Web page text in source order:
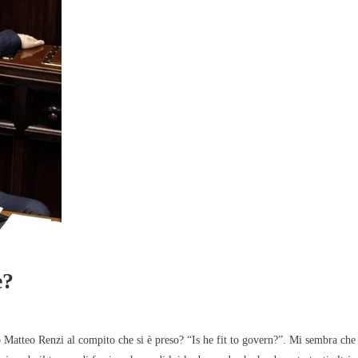
Matteo Renzi al compito che si è preso? “Is he fit to govern?”. Mi sembra che
Avanzano tre liste per